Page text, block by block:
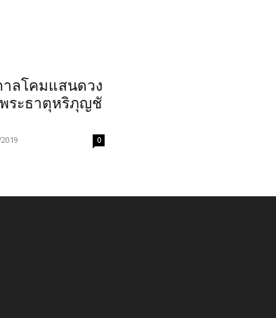
าลโคมแสนดวง
ระธาตุหริภุญชั
0